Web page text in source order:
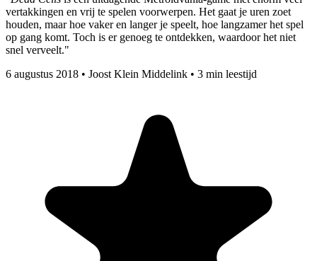
vertakkingen en vrij te spelen voorwerpen. Het gaat je uren zoet
houden, maar hoe vaker en langer je speelt, hoe langzamer het spel
op gang komt. Toch is er genoeg te ontdekken, waardoor het niet
snel verveelt."
6 augustus 2018 • Joost Klein Middelink • 3 min leestijd